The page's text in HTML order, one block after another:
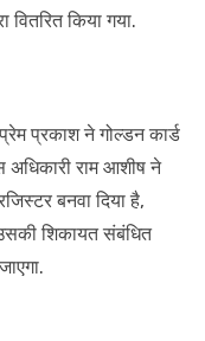
वितरित किया गया.
प्रकाश ने गोल्डन कार्ड
अधिकारी राम आशीष ने
बनवा दिया है,
शिकायत संबंधित